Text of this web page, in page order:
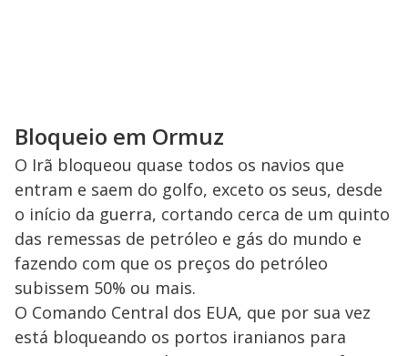
Bloqueio em Ormuz
O Irã bloqueou quase todos os navios que
entram e saem do golfo, exceto os seus, desde
o início da guerra, cortando cerca de um quinto
das remessas de petróleo e gás do mundo e
fazendo com que os preços do petróleo
subissem 50% ou mais.
O Comando Central dos EUA, que por sua vez
está bloqueando os portos iranianos para